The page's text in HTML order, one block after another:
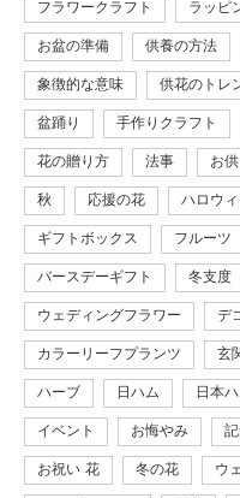
フラワークラフト ラッピ
お盆の準備 供養の方法
象徴的な意味 供花のトレ
盆踊り 手作りクラフト
花の贈り方 法事 お
秋 応援の花 ハロウィ
ギフトボックス フルーツ
バースデーギフト 冬支度
ウェディングフラワー デ
カラーリーフプランツ 玄
ハーブ 日ハム 日本
イベント お悔やみ 記
お祝い 花 冬の花 ウ